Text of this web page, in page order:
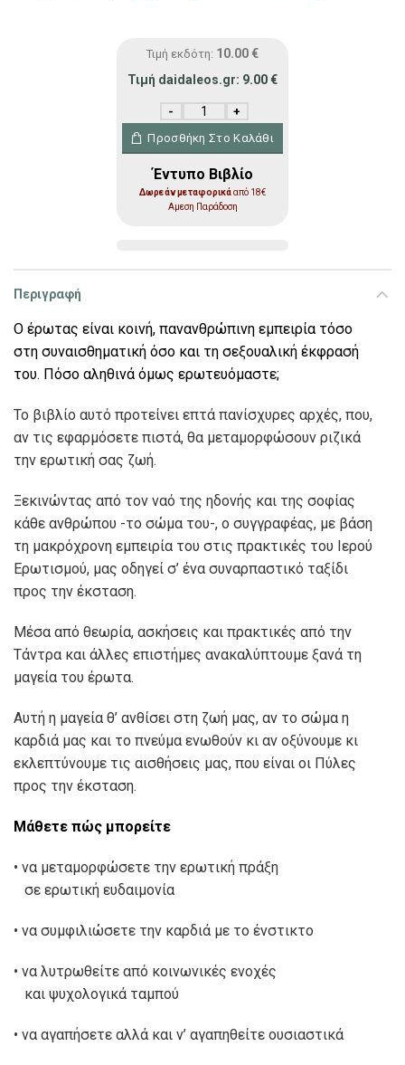
Τιμή εκδότη: 10.00 €
Τιμή daidaleos.gr: 9.00€
Οι Επτά Πνευματικοί Νόμοι του Έρωτα
Προσθήκη Στο Καλάθι
Έντυπο Βιβλίο
Δωρεάν μεταφορικάαπό 18€
Αμεση Παράδοση
Περιγραφή
Ο έρωτας είναι κοινή, πανανθρώπινη εµπειρία τόσο
στη συναισθηµατική όσο και τη σεξουαλική έκφρασή
του. Πόσο αληθινά όµως ερωτευόµαστε;
Το βιβλίο αυτό προτείνει επτά πανίσχυρες αρχές, που,
αν τις εφαρµόσετε πιστά, θα µεταµορφώσουν ριζικά
την ερωτική σας ζωή.
Ξεκινώντας από τον ναό της ηδονής και της σοφίας
κάθε ανθρώπου -το σώµα του-, ο συγγραφέας, µε βάση
τη µακρόχρονη εµπειρία του στις πρακτικές του Ιερού
Ερωτισµού, µας οδηγεί σ’ ένα συναρπαστικό ταξίδι
προς την έκσταση.
Μέσα από θεωρία, ασκήσεις και πρακτικές από την
Τάντρα και άλλες επιστήµες ανακαλύπτουµε ξανά τη
µαγεία του έρωτα.
Αυτή η µαγεία θ’ ανθίσει στη ζωή µας, αν το σώµα η
καρδιά µας και το πνεύµα ενωθούν κι αν οξύνουµε κι
εκλεπτύνουµε τις αισθήσεις µας, που είναι οι Πύλες
προς την έκσταση.
Μάθετε πώς µπορείτε
• να µεταµορφώσετε την ερωτική πράξη
σε ερωτική ευδαιµονία
• να συµφιλιώσετε την καρδιά µε το ένστικτο
• να λυτρωθείτε από κοινωνικές ενοχές
και ψυχολογικά ταµπού
• να αγαπήσετε αλλά και ν’ αγαπηθείτε ουσιαστικά